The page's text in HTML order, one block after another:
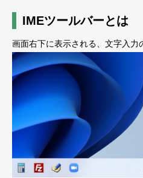
IMEツールバーとは
画面右下に表示される、文字入力